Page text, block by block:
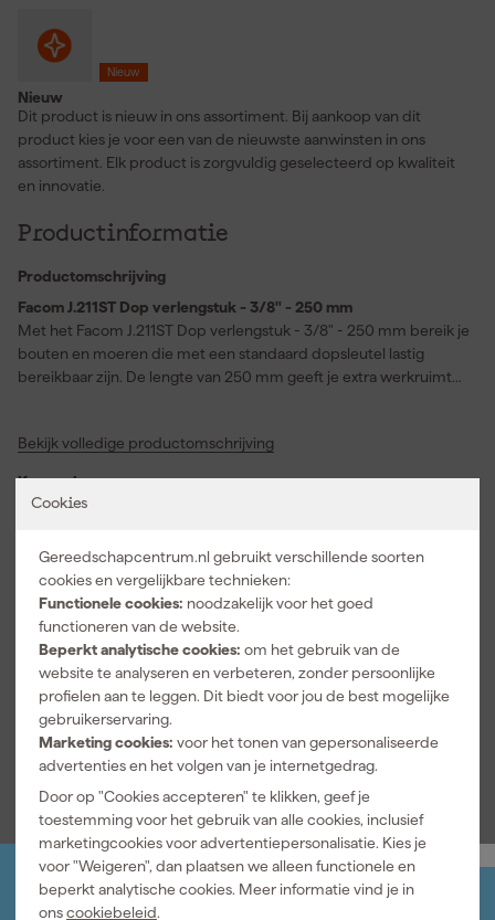
Cookies
Gereedschapcentrum.nl gebruikt verschillende soorten
cookies en vergelijkbare technieken:
Functionele cookies: noodzakelijk voor het goed
functioneren van de website.
Beperkt analytische cookies: om het gebruik van de
website te analyseren en verbeteren, zonder persoonlijke
profielen aan te leggen. Dit biedt voor jou de best mogelijke
gebruikerservaring.
Marketing cookies: voor het tonen van gepersonaliseerde
advertenties en het volgen van je internetgedrag.
Door op "Cookies accepteren" te klikken, geef je
toestemming voor het gebruik van alle cookies, inclusief
marketingcookies voor advertentiepersonalisatie. Kies je
voor "Weigeren", dan plaatsen we alleen functionele en
beperkt analytische cookies. Meer informatie vind je in
onscookiebeleid.
Nieuw
Nieuw
Dit product is nieuw in ons assortiment. Bij aankoop van dit
product kies je voor een van de nieuwste aanwinsten in ons
assortiment. Elk product is zorgvuldig geselecteerd op kwaliteit
en innovatie.
Productinformatie
Productomschrijving
Facom J.211ST Dop verlengstuk - 3/8" - 250 mm
Met het Facom J.211ST Dop verlengstuk - 3/8" - 250 mm bereik je
bouten en moeren die met een standaard dopsleutel lastig
bereikbaar zijn. De lengte van 250 mm geeft je extra werkruimte
je ratel en doppen met dezelfde opname. Je werkt
belangrijk zijn. Dit verlengstuk voor dopsleutels voelt prettig in
verlenging is. Gebruik de J.211ST bij onderhoud aan auto’s of
machines en maak vastzittende bevestigingen beter bereikbaar.
Bekijk volledige productomschrijving
Kenmerken
Dopmaat 250 mm
Inch of metrisch
Specificaties
EAN
3662424114496
Artikelnummer 424048
Bekijk alle kenmerken
Jouw account